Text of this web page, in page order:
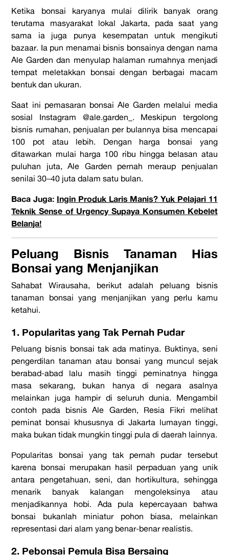
Ketika bonsai karyanya mulai dilirik banyak orang
terutama masyarakat lokal Jakarta, pada saat yang
sama ia juga punya kesempatan untuk mengikuti
bazaar. Ia pun menamai bisnis bonsainya dengan nama
Ale Garden dan menyulap halaman rumahnya menjadi
tempat meletakkan bonsai dengan berbagai macam
bentuk dan ukuran.
Saat ini pemasaran bonsai Ale Garden melalui media
sosial Instagram @ale.garden_. Meskipun tergolong
bisnis rumahan, penjualan per bulannya bisa mencapai
100 pot atau lebih. Dengan harga bonsai yang
ditawarkan mulai harga 100 ribu hingga belasan atau
puluhan juta, Ale Garden pernah meraup penjualan
senilai 30–40 juta dalam satu bulan.
Baca Juga: Ingin Produk Laris Manis? Yuk Pelajari 11
Teknik Sense of Urgency Supaya Konsumen Kebelet
Belanja!
Peluang Bisnis Tanaman Hias
Bonsai yang Menjanjikan
Sahabat Wirausaha, berikut adalah peluang bisnis
tanaman bonsai yang menjanjikan yang perlu kamu
ketahui.
1. Popularitas yang Tak Pernah Pudar
Peluang bisnis bonsai tak ada matinya. Buktinya, seni
pengerdilan tanaman atau bonsai yang muncul sejak
berabad-abad lalu masih tinggi peminatnya hingga
masa sekarang, bukan hanya di negara asalnya
melainkan juga hampir di seluruh dunia. Mengambil
contoh pada bisnis Ale Garden, Resia Fikri melihat
peminat bonsai khususnya di Jakarta lumayan tinggi,
maka bukan tidak mungkin tinggi pula di daerah lainnya.
Popularitas bonsai yang tak pernah pudar tersebut
karena bonsai merupakan hasil perpaduan yang unik
antara pengetahuan, seni, dan hortikultura, sehingga
menarik banyak kalangan mengoleksinya atau
menjadikannya hobi. Ada pula kepercayaan bahwa
bonsai bukanlah miniatur pohon biasa, melainkan
representasi dari alam yang benar-benar realistis.
2. Pebonsai Pemula Bisa Bersaing